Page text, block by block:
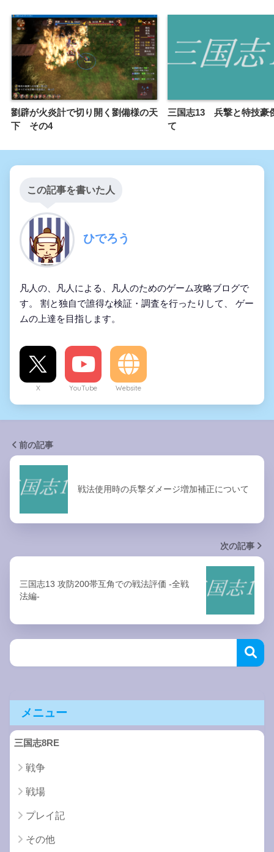
劉辟が火炎計で切り開く劉備様の天
下 その4
三国志13 兵撃と特技豪
て
この記事を書いた人
ひでろう
凡人の、凡人による、凡人のためのゲーム攻略ブログで
す。 割と独自で誰得な検証・調査を行ったりして、 ゲー
ムの上達を目指します。
X YouTube Website
前の記事
戦法使用時の兵撃ダメージ増加補正について
次の記事
三国志13 攻防200帯互角での戦法評価 -全戦
法編-
メニュー
三国志8RE
戦争
戦場
プレイ記
その他